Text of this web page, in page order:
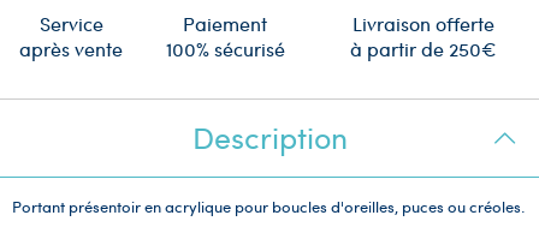
Service
après vente
Paiement
100% sécurisé
Livraison offerte
à partir de 250€
Description
Portant présentoir en acrylique pour boucles d'oreilles, puces ou créoles.